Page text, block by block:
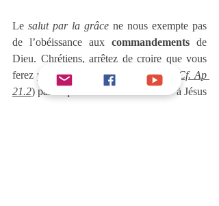
Le salut par la grâce ne nous exempte pas
de l’obéissance aux commandements de
Dieu. Chrétiens, arrêtez de croire que vous
ferez partie de l’
épouse de l’agneau  (
Cf. Ap
21.2) parce que vous avez dit «
» à Jésus